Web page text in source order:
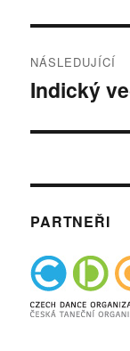
NÁSLEDUJÍCÍ
Následující
Indický
PARTNEŘI